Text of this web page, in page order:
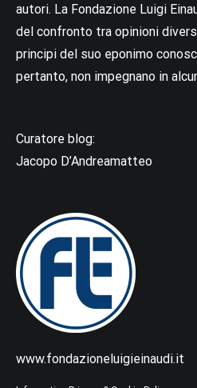
autori. La Fondazione Luigi
del confronto tra opinioni
principi del suo eponimo
pertanto, non impegnano in
Curatore blog:
Jacopo D’Andreamatteo
www.fondazioneluigieinaudi.it